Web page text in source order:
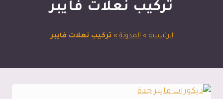
تركيب نعلات فايبر
الرئيسية » المدونة » تركيب نعلات فايبر